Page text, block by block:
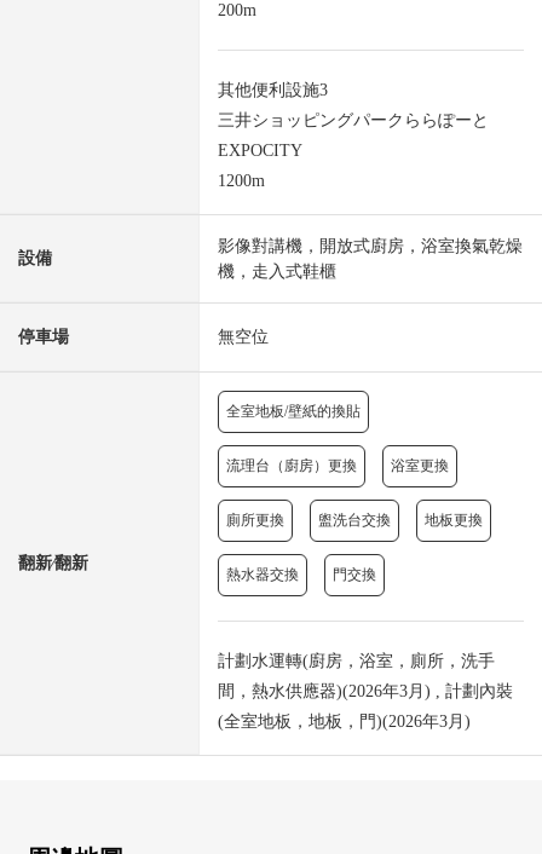
200m
其他便利設施3
三井ショッピングパークららぽーと
EXPOCITY
1200m
設備
影像對講機，開放式廚房，浴室換氣乾燥
機，走入式鞋櫃
停車場 無空位
翻新⁄翻新
全室地板/壁紙的換貼
流理台（廚房）更換 浴室更換
廁所更換 盥洗台交換 地板更換
熱水器交換 門交換
計劃水運轉(廚房，浴室，廁所，洗手
間，熱水供應器)(2026年3月) , 計劃內裝
(全室地板，地板，門)(2026年3月)